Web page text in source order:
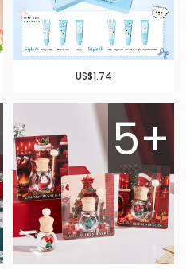
US$1.74
5+